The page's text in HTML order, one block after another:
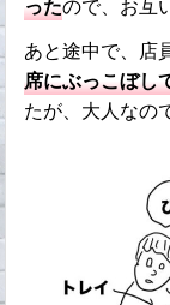
ったので、お互
あと途中で、店
席にぶっこぼし
たが、大人なの